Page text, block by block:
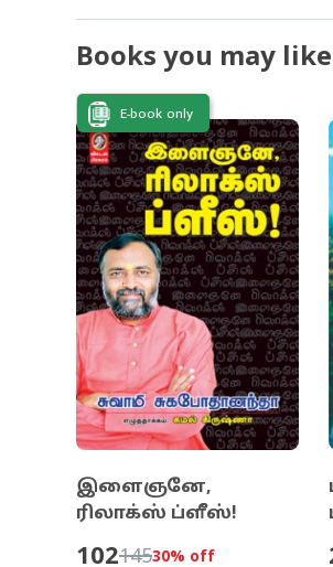
Books you may like
E-book only
இளைஞனே,
ரிலாக்ஸ் ப்ளீஸ்!
10214530% off